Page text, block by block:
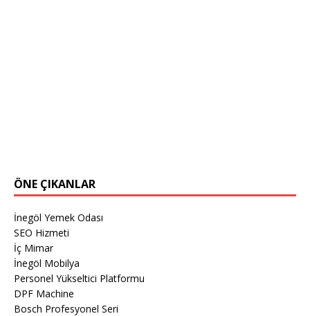
ÖNE ÇIKANLAR
İnegöl Yemek Odası
SEO Hizmeti
İç Mimar
İnegöl Mobilya
Personel Yükseltici Platformu
DPF Machine
Bosch Profesyonel Seri